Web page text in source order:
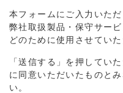
本フォームにご入力いた
弊社取扱製品・保守サー
どのために使用させてい
「送信する」を押してい
に同意いただいたものと
い。